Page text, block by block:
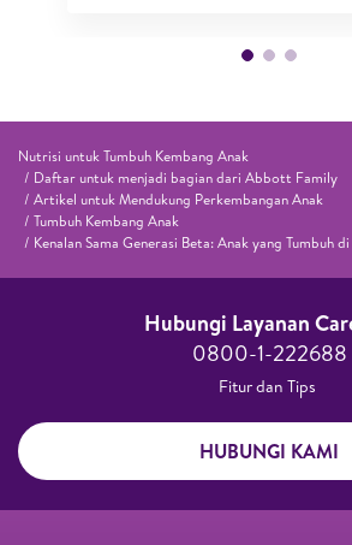
Nutrisi untuk Tumbuh Kembang Anak
Daftar untuk menjadi bagian dari Abbott Family
Artikel untuk Mendukung Perkembangan Anak
Tumbuh Kembang Anak
Kenalan Sama Generasi Beta: Anak yang Tumbuh
Hubungi Layanan
0800-1-222688​
Fitur dan Tips ​
HUBUNGI KAMI